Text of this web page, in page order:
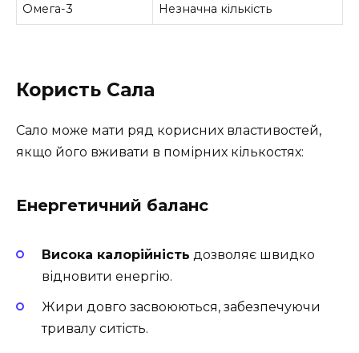
Омега-3 Незначна кількість
Користь Сала
Сало може мати ряд корисних властивостей,
якщо його вживати в помірних кількостях:
Енергетичний баланс
Висока калорійність дозволяє швидко
відновити енергію.
Жири довго засвоюються, забезпечуючи
тривалу ситість.